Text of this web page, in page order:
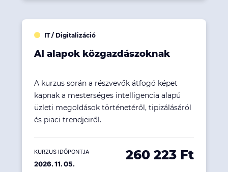
IT / Digitalizáció
AI alapok közgazdászoknak
A kurzus során a részvevők átfogó képet
kapnak a mesterséges intelligencia alapú
üzleti megoldások történetéről, tipizálásáról
és piaci trendjeiről.
KURZUS IDŐPONTJA
2026. 11. 05.
260 223 Ft